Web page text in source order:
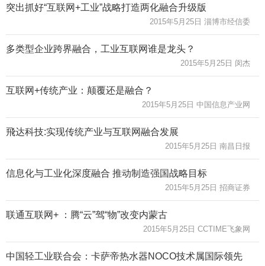
突出抓好“互联网+工业”战略打造两化融合升级版
2015年5月25日 淄博市经信委
多类型企业跨界融合，工业互联网谁是龙头？
2015年5月25日 闵杰
互联网+传统产业：颠覆还是融合？
2015年5月25日 中国信息产业网
飛达科技:实现传统产业与互联网融合发展
2015年5月25日 南昌日报
信息化与工业化深度融合 推动制造强国战略目标
2015年5月25日 招商证券
联通互联网+ ：腾“云”驾“物”改变内蒙古
2015年5月25日 CCTIME飞象网
中国轻工业联合会：卡萨帝热水器NOCO技术属国际领先